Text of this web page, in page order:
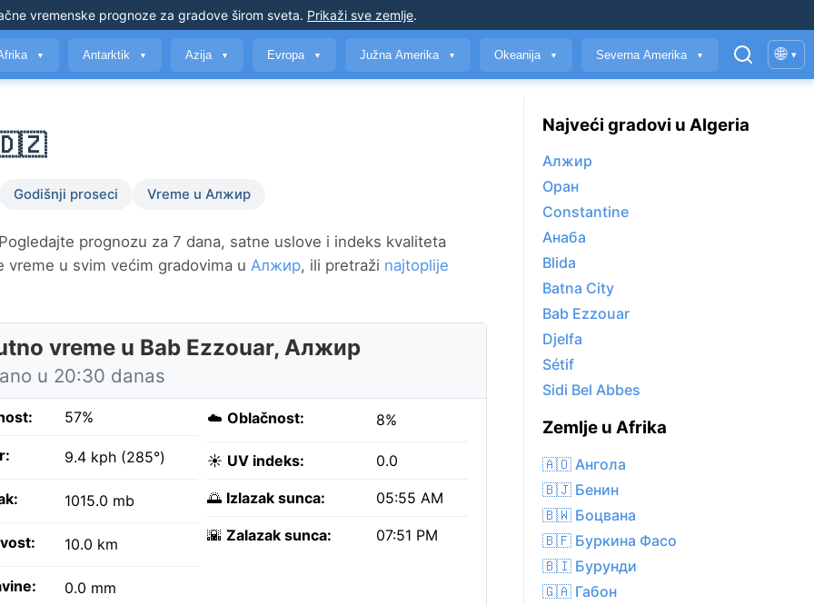
vremenske prognoze za gradove širom sveta. Prikaži sve zemlje.
▼ Antarktik ▼ Azija ▼ Evropa ▼ Južna Amerika ▼ Okeanija ▼ Severna Amerika ▼ 🌐 ▾
🇩🇿
Godišnji proseci Vreme u Алжир
prognozu za 7 dana, satne uslove i indeks kvaliteta
u svim većim gradovima u Алжир, ili pretraži najtoplije
vreme u Bab Ezzouar, Алжир
u 20:30 danas
57%
9.4 kph (285°)
1015.0 mb
10.0 km
0.0 mm
☁️ Oblačnost: 8%
☀️ UV indeks: 0.0
🌅 Izlazak sunca: 05:55 AM
🌇 Zalazak sunca: 07:51 PM
Najveći gradovi u Algeria
Алжир
Оран
Constantine
Анаба
Blida
Batna City
Bab Ezzouar
Djelfa
Sétif
Sidi Bel Abbes
Zemlje u Afrika
🇦🇴 Ангола
🇧🇯 Бенин
🇧🇼 Боцвана
🇧🇫 Буркина Фасо
🇧🇮 Бурунди
🇬🇦 Габон